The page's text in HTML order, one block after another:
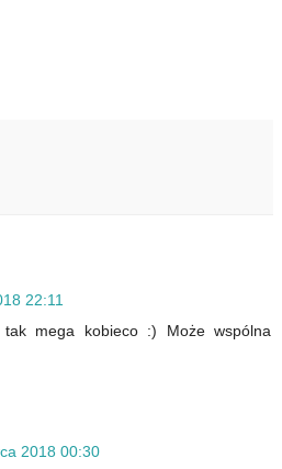
22:11
tak mega kobieco :) Może wspólna
2018 00:30